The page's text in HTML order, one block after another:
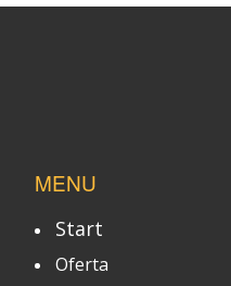
MENU
Start
Oferta